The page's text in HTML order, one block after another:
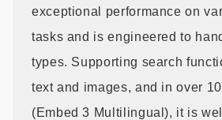
exceptional performance on
tasks and is engineered to
types. Supporting search
text and images, and in over
(Embed 3 Multilingual), it is